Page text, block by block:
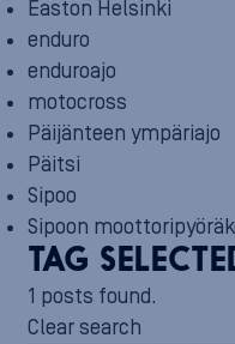
Easton Helsinki
enduro
enduroajo
motocross
Päijänteen ympäriajo
Päitsi
Sipoo
Sipoon
TAG
1 posts found.
Clear search